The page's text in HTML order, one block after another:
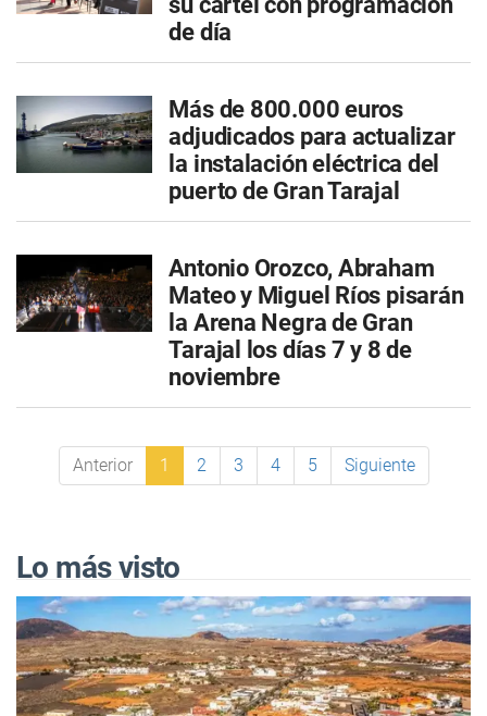
de día
Más de 800.000 euros
adjudicados para actualizar
la instalación eléctrica del
puerto de Gran Tarajal
Antonio Orozco, Abraham
Mateo y Miguel Ríos pisarán
la Arena Negra de Gran
Tarajal los días 7 y 8 de
noviembre
Anterior 1 2 3 4 5 Siguiente
Lo más visto